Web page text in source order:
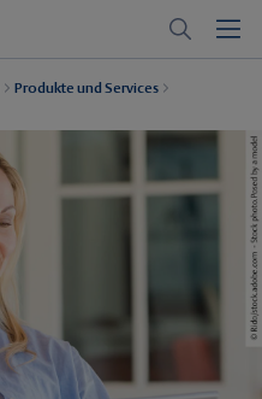
Produkte und Services